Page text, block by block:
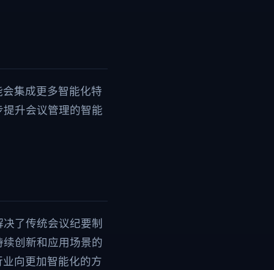
集成更多智能化特
升会议管理的智能
了传统会议纪要制
创新和应用场景的
向更加智能化的方